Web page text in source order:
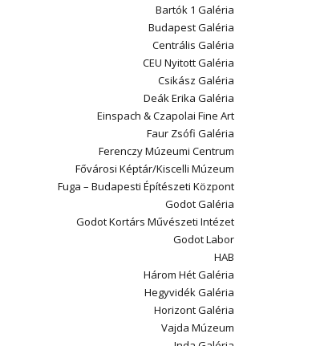
Bartók 1 Galéria
Budapest Galéria
Centrális Galéria
CEU Nyitott Galéria
Csikász Galéria
Deák Erika Galéria
Einspach & Czapolai Fine Art
Faur Zsófi Galéria
Ferenczy Múzeumi Centrum
Fővárosi Képtár/Kiscelli Múzeum
Fuga – Budapesti Építészeti Központ
Godot Galéria
Godot Kortárs Művészeti Intézet
Godot Labor
HAB
Három Hét Galéria
Hegyvidék Galéria
Horizont Galéria
Vajda Múzeum